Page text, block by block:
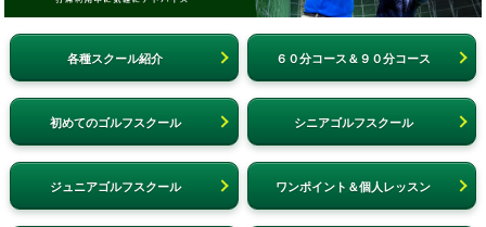
各種スクール紹介 ６０分コース＆９０分コース
初めてのゴルフスクール シニアゴルフスクール
ジュニアゴルフスクール ワンポイント＆個人レッスン